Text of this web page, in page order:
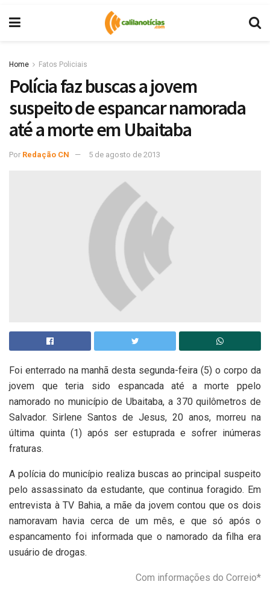
Home Fatos Policiais
Polícia faz buscas a jovem
suspeito de espancar namorada
até a morte em Ubaitaba
Por Redação CN 5 de agosto de 2013
Foi enterrado na manhã desta segunda-feira (5) o corpo da
jovem que teria sido espancada até a morte ppelo
namorado no município de Ubaitaba, a 370 quilômetros de
Salvador. Sirlene Santos de Jesus, 20 anos, morreu na
última quinta (1) após ser estuprada e sofrer inúmeras
fraturas.
A polícia do município realiza buscas ao principal suspeito
pelo assassinato da estudante, que continua foragido. Em
entrevista à TV Bahia, a mãe da jovem contou que os dois
namoravam havia cerca de um mês, e que só após o
espancamento foi informada que o namorado da filha era
usuário de drogas.
Com informações do Correio*